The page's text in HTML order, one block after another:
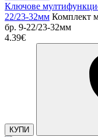
Ключове
22/23-32мм Комплект
бр. 9-22/23-32мм
4.39€
КУПИ